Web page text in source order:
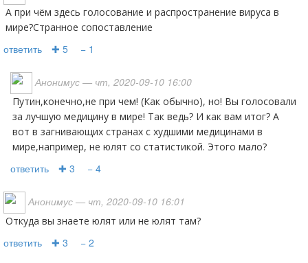
А при чём здесь голосование и распространение вируса в
мире?Странное сопоставление
ответить ✚ 5 − 1
Анонимус — чт, 2020-09-10 16:00
Путин,конечно,не при чем! (Как обычно), но! Вы голосовали
за лучшую медицину в мире! Так ведь? И как вам итог? А
вот в загнивающих странах с худшими медицинами в
мире,например, не юлят со статистикой. Этого мало?
ответить ✚ 3 − 4
Анонимус — чт, 2020-09-10 16:01
Откуда вы знаете юлят или не юлят там?
ответить ✚ 3 − 2